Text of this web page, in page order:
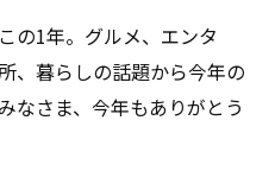
の1年。グルメ、エンタ
、暮らしの話題から今年の
なさま、今年もありがとう